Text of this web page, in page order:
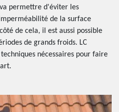
permettre d'éviter les
de la surface
de cela, il est aussi possible
de grands froids. LC
nécessaires pour faire